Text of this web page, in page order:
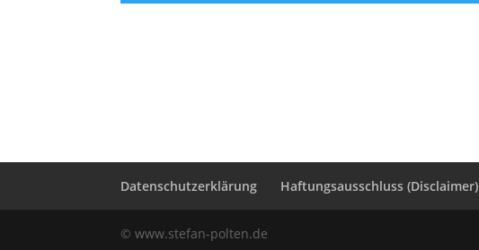
Datenschutzerklärung Haftungsausschluss (Disclaimer)
© www.stefan-polten.de